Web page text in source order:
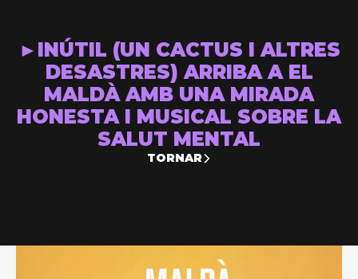
►INÚTIL (UN CACTUS I ALTRES
DESASTRES) ARRIBA A EL
MALDÀ AMB UNA MIRADA
HONESTA I MUSICAL SOBRE LA
SALUT MENTAL
TORNAR